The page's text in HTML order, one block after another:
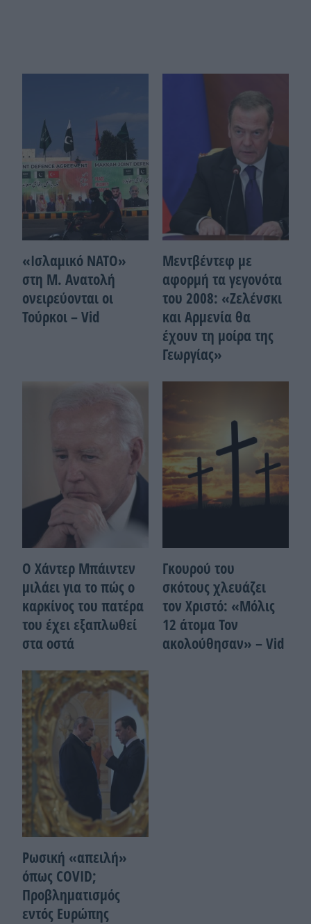
«Ισλαμικό ΝΑΤΟ»
στη Μ. Ανατολή
ονειρεύονται οι
Τούρκοι – Vid
Μεντβέντεφ με
αφορμή τα γεγονότα
του 2008: «Ζελένσκι
και Αρμενία θα
έχουν τη μοίρα της
Γεωργίας»
Ο Χάντερ Μπάιντεν
μιλάει για το πώς ο
καρκίνος του πατέρα
του έχει εξαπλωθεί
στα οστά
Γκουρού του
σκότους χλευάζει
τον Χριστό: «Μόλις
12 άτομα Τον
ακολούθησαν» – Vid
Ρωσική «απειλή»
όπως COVID;
Προβληματισμός
εντός Ευρώπης